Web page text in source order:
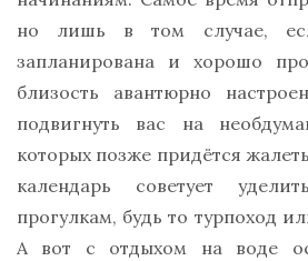
но лишь в том случае,
запланирована и хорошо
близость авантюрно
подвигнуть вас на
которых позже придётся
календарь советует
прогулкам, будь то турпоход
А вот с отдыхом на воде